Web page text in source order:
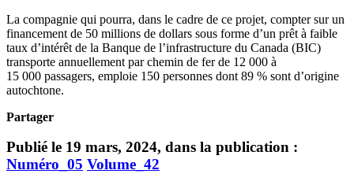
La compagnie qui pourra, dans le cadre de ce projet, compter sur un
financement de 50 millions de dollars sous forme d’un prêt à faible
taux d’intérêt de la Banque de l’infrastructure du Canada (BIC)
transporte annuellement par chemin de fer de 12 000 à
15 000 passagers, emploie 150 personnes dont 89 % sont d’origine
autochtone.
Partager
Publié le 19 mars, 2024, dans la publication :
Numéro_05 Volume_42